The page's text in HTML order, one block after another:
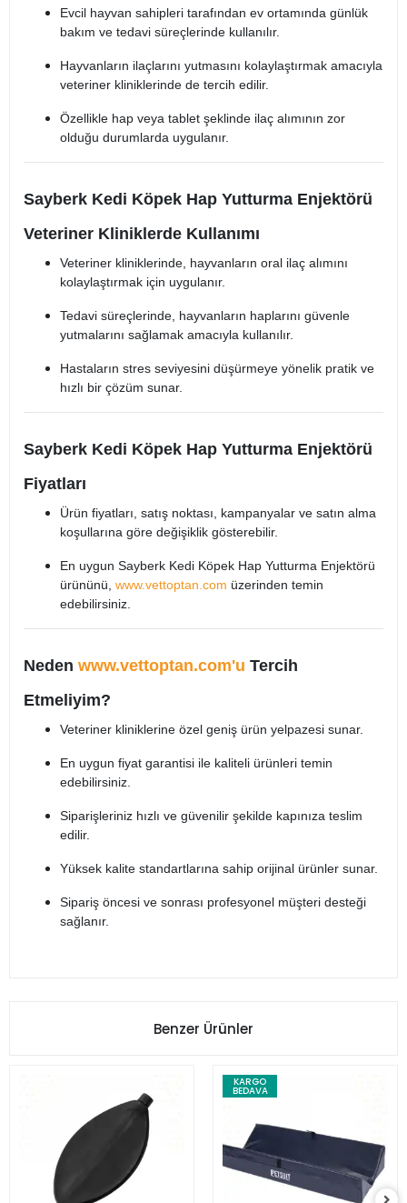
Evcil hayvan sahipleri tarafından ev ortamında günlük
bakım ve tedavi süreçlerinde kullanılır.
Hayvanların ilaçlarını yutmasını kolaylaştırmak amacıyla
veteriner kliniklerinde de tercih edilir.
Özellikle hap veya tablet şeklinde ilaç alımının zor
olduğu durumlarda uygulanır.
Sayberk Kedi Köpek Hap Yutturma Enjektörü
Veteriner Kliniklerde Kullanımı
Veteriner kliniklerinde, hayvanların oral ilaç alımını
kolaylaştırmak için uygulanır.
Tedavi süreçlerinde, hayvanların haplarını güvenle
yutmalarını sağlamak amacıyla kullanılır.
Hastaların stres seviyesini düşürmeye yönelik pratik ve
hızlı bir çözüm sunar.
Sayberk Kedi Köpek Hap Yutturma Enjektörü
Fiyatları
Ürün fiyatları, satış noktası, kampanyalar ve satın alma
koşullarına göre değişiklik gösterebilir.
En uygun Sayberk Kedi Köpek Hap Yutturma Enjektörü
ürününü, www.vettoptan.com üzerinden temin
edebilirsiniz.
Neden www.vettoptan.com'u Tercih
Etmeliyim?
Veteriner kliniklerine özel geniş ürün yelpazesi sunar.
En uygun fiyat garantisi ile kaliteli ürünleri temin
edebilirsiniz.
Siparişleriniz hızlı ve güvenilir şekilde kapınıza teslim
edilir.
Yüksek kalite standartlarına sahip orijinal ürünler sunar.
Sipariş öncesi ve sonrası profesyonel müşteri desteği
sağlanır.
Benzer Ürünler
KARGO
BEDAVA